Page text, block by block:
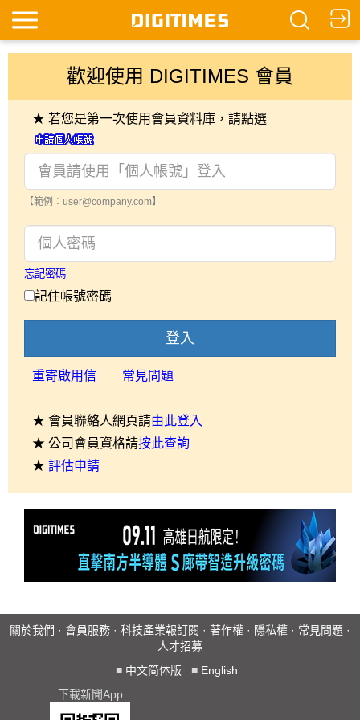
歡迎使用 DIGITIMES 會員
★ 若您是第一次使用會員資料庫，請點選
【範例：user@company.com】
忘記密碼
記住帳號密碼
登入
重寄啟用信 常見問題
★ 會員聯絡人網頁請由此登入
★ 公司會員資格請按此查詢
★ 評估申請
關於我們 · 會員服務 · 科技產業報訂閱 · 著作權 · 隱私權 · 常見問題 ·
人才招募
■ 中文简体版 ■ English
下載新聞App